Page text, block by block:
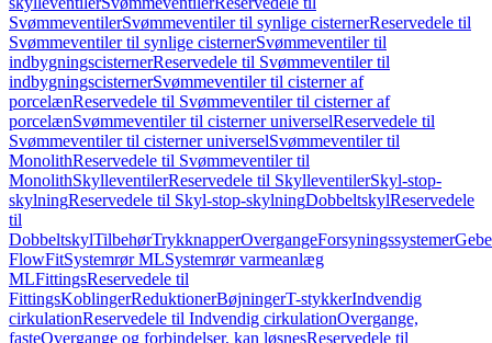
SvømmeventilerSvømmeventiler til synlige cisternerReservedele til
Svømmeventiler til synlige cisternerSvømmeventiler til
indbygningscisternerReservedele til Svømmeventiler til
indbygningscisternerSvømmeventiler til cisterner af
porcelænReservedele til Svømmeventiler til cisterner af
porcelænSvømmeventiler til cisterner universelReservedele til
Svømmeventiler til cisterner universelSvømmeventiler til
MonolithReservedele til Svømmeventiler til
MonolithSkylleventilerReservedele til SkylleventilerSkyl-stop-
skylningReservedele til Skyl-stop-skylningDobbeltskylReservedele
til
DobbeltskylTilbehørTrykknapperOvergangeForsyningssystemer
FlowFitSystemrør MLSystemrør varmeanlæg
MLFittingsReservedele til
FittingsKoblingerReduktionerBøjningerT-stykkerIndvendig
cirkulationReservedele til Indvendig cirkulationOvergange,
fasteOvergange og forbindelser, kan løsnesReservedele til